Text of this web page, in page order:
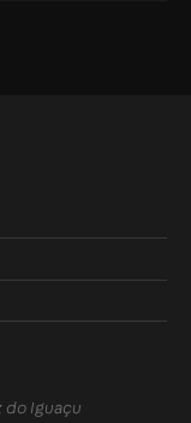
do Iguaçu